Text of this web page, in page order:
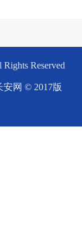
Reserved
安网 © 2017版